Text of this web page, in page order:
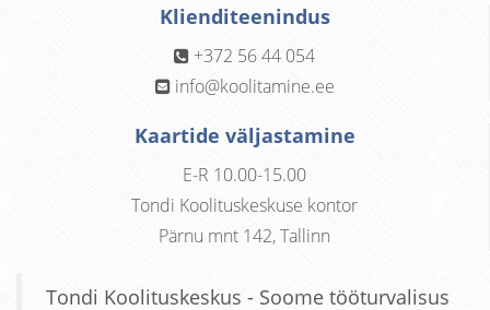
Klienditeenindus
+372 56 44 054
info@koolitamine.ee
Kaartide väljastamine
E-R 10.00-15.00
Tondi Koolituskeskuse kontor
Pärnu mnt 142, Tallinn
Tondi Koolituskeskus - Soome tööturvalisus